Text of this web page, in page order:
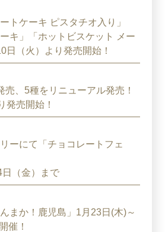
トケーキ ピスタチオ入り」
キ」「ホットビスケット メー
日（火）より発売開始！
売、5種をリニューアル発売！
発売開始！
ーにて「チョコレートフェ
（金）まで
まか！鹿児島」1月23日(木)～
催！